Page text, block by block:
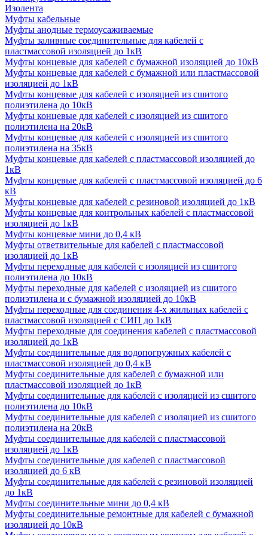
Изолента
Муфты кабельные
Муфты анодные термоусаживаемые
Муфты заливные соединительные для кабелей с
пластмассовой изоляцией до 1кВ
Муфты концевые для кабелей с бумажной изоляцией до 10кВ
Муфты концевые для кабелей с бумажной или пластмассовой
изоляцией до 1кВ
Муфты концевые для кабелей с изоляцией из сшитого
полиэтилена до 10кВ
Муфты концевые для кабелей с изоляцией из сшитого
полиэтилена на 20кВ
Муфты концевые для кабелей с изоляцией из сшитого
полиэтилена на 35кВ
Муфты концевые для кабелей с пластмассовой изоляцией до
1кВ
Муфты концевые для кабелей с пластмассовой изоляцией до 6
кВ
Муфты концевые для кабелей с резиновой изоляцией до 1кВ
Муфты концевые для контрольных кабелей с пластмассовой
изоляцией до 1кВ
Муфты концевые мини до 0,4 кВ
Муфты ответвительные для кабелей с пластмассовой
изоляцией до 1кВ
Муфты переходные для кабелей с изоляцией из сшитого
полиэтилена до 10кВ
Муфты переходные для кабелей с изоляцией из сшитого
полиэтилена и с бумажной изоляцией до 10кВ
Муфты переходные для соединения 4-х жильных кабелей с
пластмассовой изоляцией с СИП до 1кВ
Муфты переходные для соединения кабелей с пластмассовой
изоляцией до 1кВ
Муфты соединительные для водопогружных кабелей с
пластмассовой изоляцией до 0,4 кВ
Муфты соединительные для кабелей с бумажной или
пластмассовой изоляцией до 1кВ
Муфты соединительные для кабелей с изоляцией из сшитого
полиэтилена до 10кВ
Муфты соединительные для кабелей с изоляцией из сшитого
полиэтилена на 20кВ
Муфты соединительные для кабелей с пластмассовой
изоляцией до 1кВ
Муфты соединительные для кабелей с пластмассовой
изоляцией до 6 кВ
Муфты соединительные для кабелей с резиновой изоляцией
до 1кВ
Муфты соединительные мини до 0,4 кВ
Муфты соединительные ремонтные для кабелей с бумажной
изоляцией до 10кВ